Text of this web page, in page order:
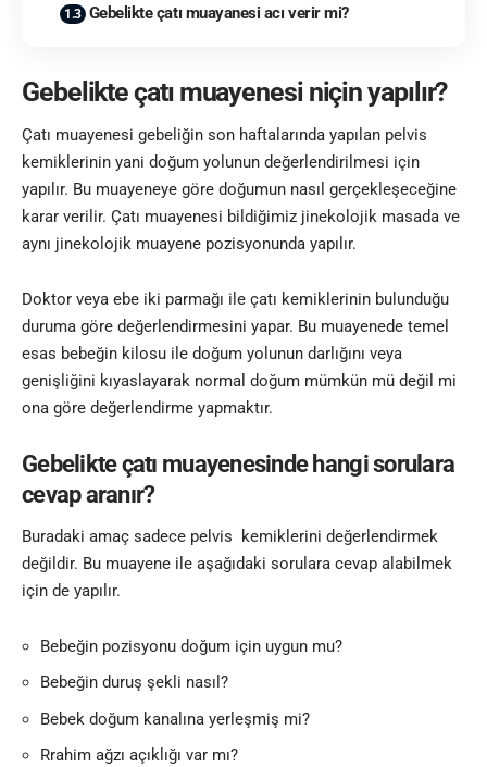
Gebelikte çatı muayanesi acı verir mi?
Gebelikte çatı muayenesi niçin yapılır?
Çatı muayenesi gebeliğin son haftalarında yapılan pelvis
kemiklerinin yani doğum yolunun değerlendirilmesi için
yapılır. Bu muayeneye göre doğumun nasıl gerçekleşeceğine
karar verilir. Çatı muayenesi bildiğimiz jinekolojik masada ve
aynı jinekolojik muayene pozisyonunda yapılır.
Doktor veya ebe iki parmağı ile çatı kemiklerinin bulunduğu
duruma göre değerlendirmesini yapar. Bu muayenede temel
esas bebeğin kilosu ile doğum yolunun darlığını veya
genişliğini kıyaslayarak normal doğum mümkün mü değil mi
ona göre değerlendirme yapmaktır.
Gebelikte çatı muayenesinde hangi sorulara
cevap aranır?
Buradaki amaç sadece pelvis kemiklerini değerlendirmek
değildir. Bu muayene ile aşağıdaki sorulara cevap alabilmek
için de yapılır.
Bebeğin pozisyonu doğum için uygun mu?
Bebeğin duruş şekli nasıl?
Bebek doğum kanalına yerleşmiş mi?
Rrahim ağzı açıklığı var mı?